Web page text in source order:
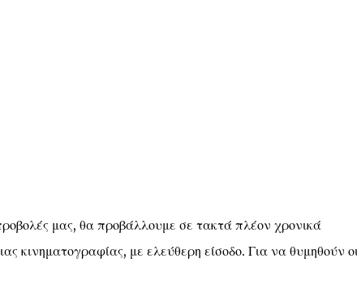
μας, θα προβάλλουμε σε τακτά πλέον χρονικά
κινηματογραφίας, με ελεύθερη είσοδο. Για να θυμηθούν